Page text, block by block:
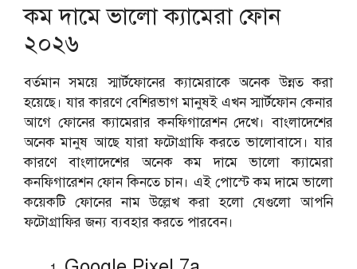
কম দামে ভালো ক্যামেরা ফোন
২০২৬
বর্তমান সময়ে স্মার্টফোনের ক্যামেরাকে অনেক উন্নত করা
হয়েছে। যার কারণে বেশিরভাগ মানুষই এখন স্মার্টফোন কেনার
আগে ফোনের ক্যামেরার কনফিগারেশন দেখে। বাংলাদেশের
অনেক মানুষ আছে যারা ফটোগ্রাফি করতে ভালোবাসে। যার
কারণে বাংলাদেশের অনেক কম দামে ভালো ক্যামেরা
কনফিগারেশন ফোন কিনতে চান। এই পোস্টে কম দামে ভালো
কয়েকটি ফোনের নাম উল্লেখ করা হলো যেগুলো আপনি
ফটোগ্রাফির জন্য ব্যবহার করতে পারবেন।